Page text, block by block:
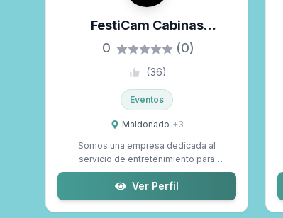
FestiCam Cabinas
Fotográficas
0 (0)
(36)
Eventos
Maldonado +3
Somos una empresa dedicada al
servicio de entretenimiento para
cumpleaños, bodas...
Ver Perfil